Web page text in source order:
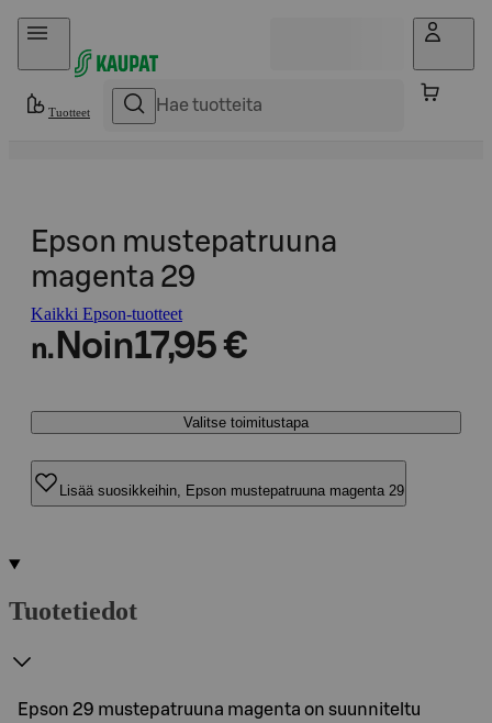
Hyppää sisältöön
Tuotteet
Epson mustepatruuna
magenta 29
Kaikki Epson-tuotteet
n. Noin17,95 €
Valitse toimitustapa
Lisää suosikkeihin, Epson mustepatruuna magenta 29
Tuotetiedot
Epson 29 mustepatruuna magenta on suunniteltu